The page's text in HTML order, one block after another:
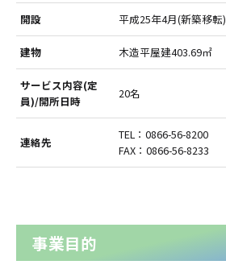
開設 平成25年4月(新築移転)
建物 木造平屋建403.69㎡
サービス内容(定
員)/開所日時
20名
連絡先
TEL：0866-56-8200
FAX：0866-56-8233
事業目的